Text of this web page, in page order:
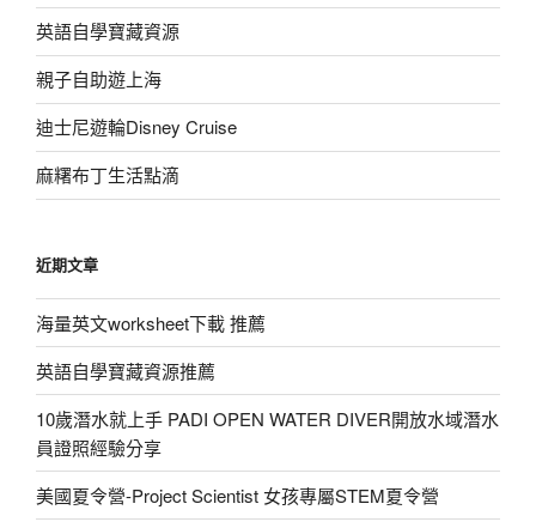
英語自學寶藏資源
親子自助遊上海
迪士尼遊輪Disney Cruise
麻糬布丁生活點滴
近期文章
海量英文worksheet下載 推薦
英語自學寶藏資源推薦
10歲潛水就上手 PADI OPEN WATER DIVER開放水域潛水
員證照經驗分享
美國夏令營-Project Scientist 女孩專屬STEM夏令營